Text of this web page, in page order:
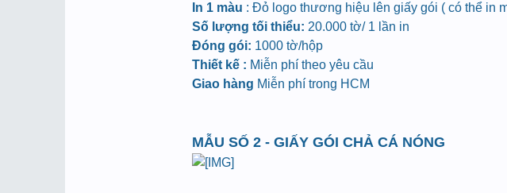
In 1 màu : Đỏ logo thương hiệu lên giấy gói ( có thể in
Số lượng tối thiểu: 20.000 tờ/ 1 lần in
Đóng gói: 1000 tờ/hộp
Thiết kế : Miễn phí theo yêu cầu
Giao hàng Miễn phí trong HCM
MẪU SỐ 2 - GIẤY GÓI CHẢ CÁ NÓNG